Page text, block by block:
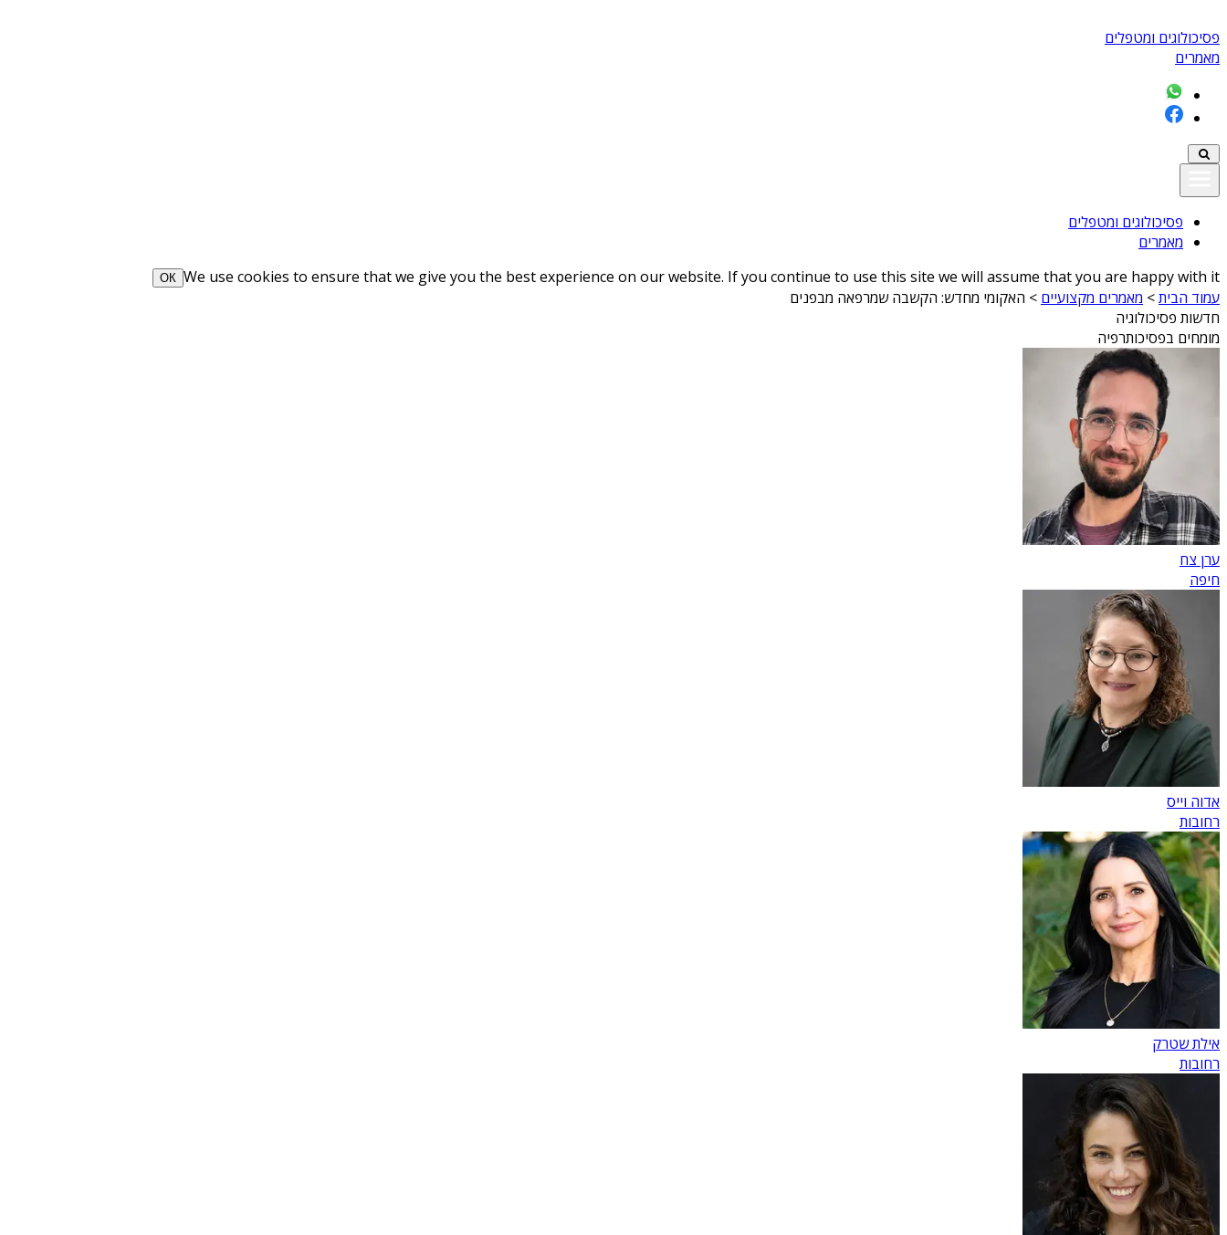
פסיכולוגים ומטפלים
מאמרים
פסיכולוגים ומטפלים
מאמרים
We use cookies to ensure that we give you the best experience on our website. If you continue to use this site we will assume that you are happy with it
ОК
עמוד הבית> מאמרים מקצועיים > האקומי מחדש: הקשבה שמרפאה מבפנים
חדשות פסיכולוגיה
מומחים בפסיכותרפיה
ערן צח
חיפה
אדוה וייס
רחובות
אילת שטרק
רחובות